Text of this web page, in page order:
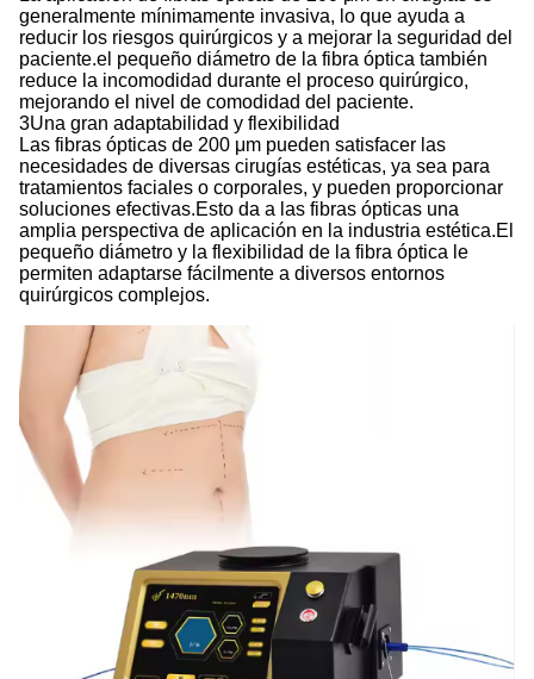
generalmente mínimamente invasiva, lo que ayuda a
reducir los riesgos quirúrgicos y a mejorar la seguridad del
paciente.el pequeño diámetro de la fibra óptica también
reduce la incomodidad durante el proceso quirúrgico,
mejorando el nivel de comodidad del paciente.
3Una gran adaptabilidad y flexibilidad
Las fibras ópticas de 200 μm pueden satisfacer las
necesidades de diversas cirugías estéticas, ya sea para
tratamientos faciales o corporales, y pueden proporcionar
soluciones efectivas.Esto da a las fibras ópticas una
amplia perspectiva de aplicación en la industria estética.El
pequeño diámetro y la flexibilidad de la fibra óptica le
permiten adaptarse fácilmente a diversos entornos
quirúrgicos complejos.